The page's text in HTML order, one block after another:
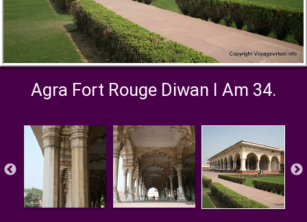
Agra Fort Rouge Diwan I Am 34.